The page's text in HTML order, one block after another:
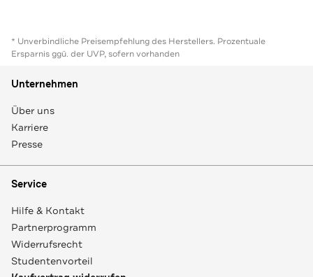
* Unverbindliche Preisempfehlung des Herstellers. Prozentuale
Ersparnis ggü. der UVP, sofern vorhanden
Unternehmen
Über uns
Karriere
Presse
Service
Hilfe & Kontakt
Partnerprogramm
Widerrufsrecht
Studentenvorteil